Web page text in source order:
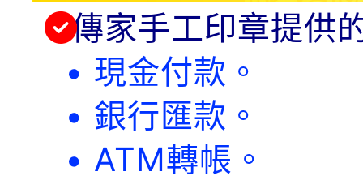
傳家手工印章提供
• 現金付款。
• 銀行匯款。
• ATM轉帳。